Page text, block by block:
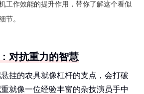
工作效能的提升作用，带你了解这个看似
节。
对抗重力的智慧
挂的农具就像杠杆的支点，会打破
就像一位经验丰富的杂技演员手中